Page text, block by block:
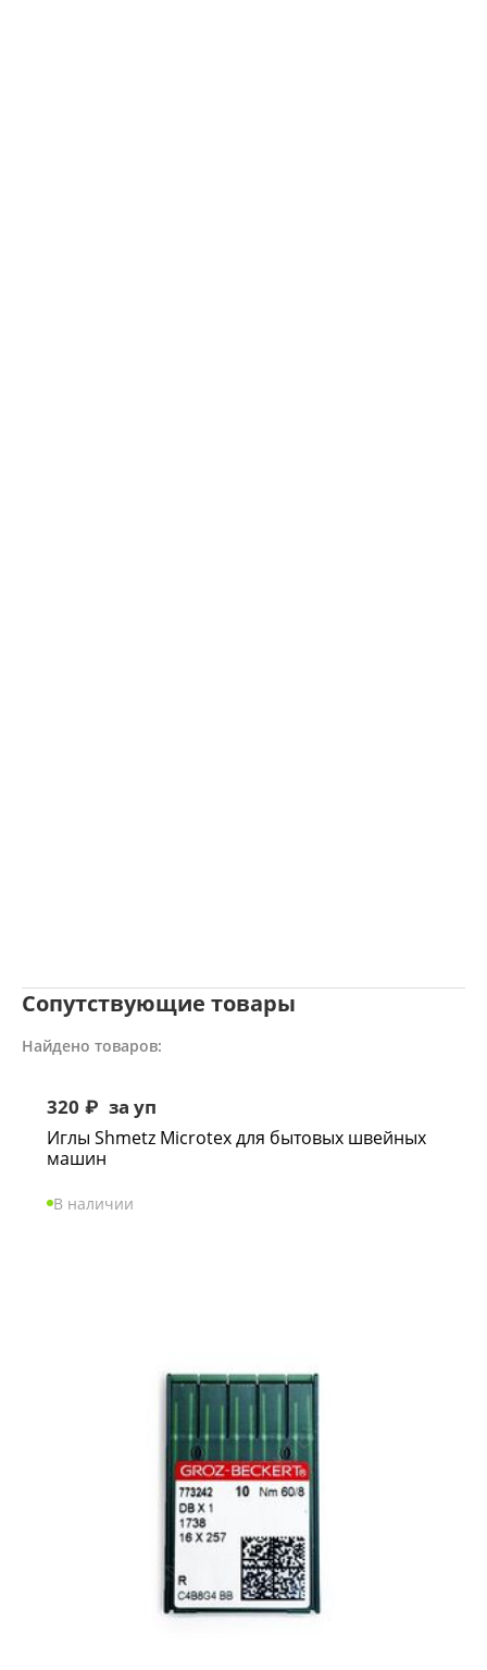
Сопутствующие товары
Найдено товаров:
320 ₽ за уп
Иглы Shmetz Microtex для бытовых швейных
машин
В наличии